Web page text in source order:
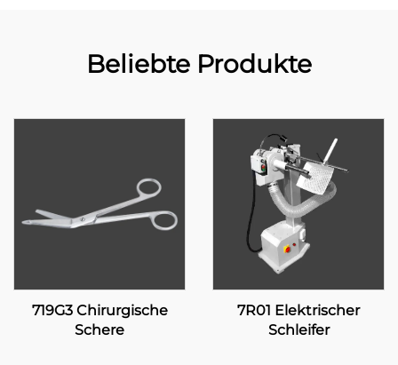
Beliebte Produkte
719G3 Chirurgische
Schere
7R01 Elektrischer
Schleifer